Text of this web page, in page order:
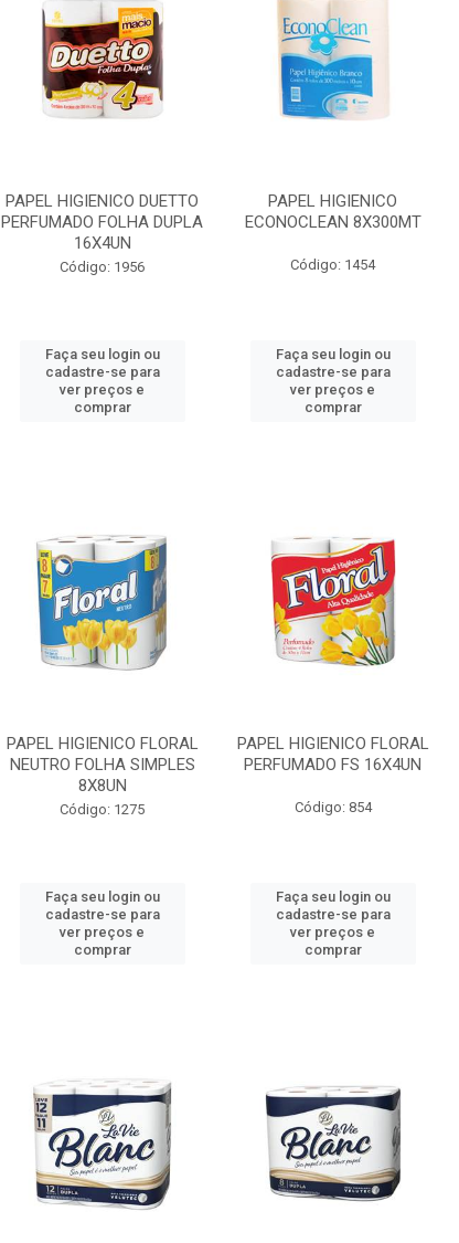
PAPEL HIGIENICO DUETTO
PERFUMADO FOLHA DUPLA
16X4UN
Código: 1956
Faça seu login ou
cadastre-se para
ver preços e
comprar
PAPEL HIGIENICO
ECONOCLEAN 8X300MT
Código: 1454
Faça seu login ou
cadastre-se para
ver preços e
comprar
PAPEL HIGIENICO FLORAL
NEUTRO FOLHA SIMPLES
8X8UN
Código: 1275
Faça seu login ou
cadastre-se para
ver preços e
comprar
PAPEL HIGIENICO FLORAL
PERFUMADO FS 16X4UN
Código: 854
Faça seu login ou
cadastre-se para
ver preços e
comprar